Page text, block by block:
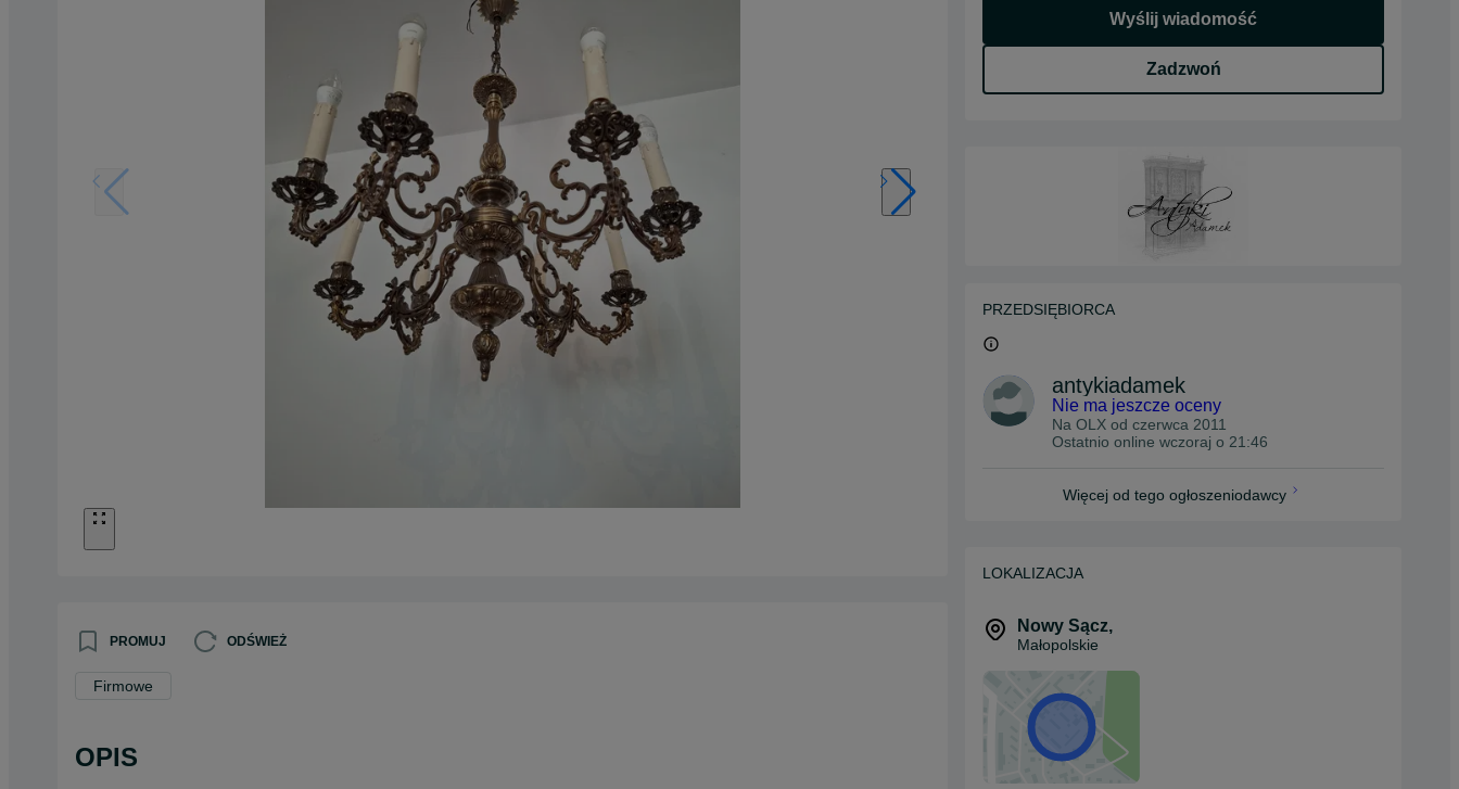
PROMUJ ODŚWIEŻ
Firmowe
OPIS
Wyślij wiadomość
Zadzwoń
PRZEDSIĘBIORCA
antykiadamek
Nie ma jeszcze oceny
Na OLX od czerwca 2011
Ostatnio online wczoraj o 21:46
Więcej od tego ogłoszeniodawcy
LOKALIZACJA
Nowy Sącz,
Małopolskie